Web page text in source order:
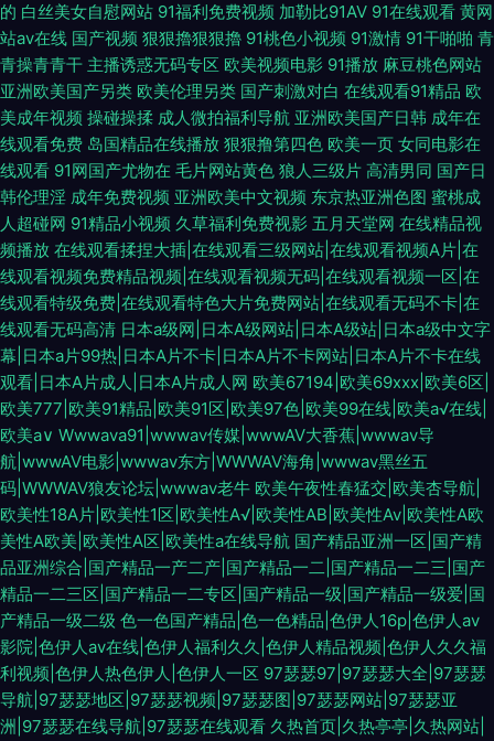
的 白丝美女自慰网站 91福利免费视频 加勒比91AV 91在线观看 黄网
站av在线 国产视频 狠狠擼狠狠擼 91桃色小视频 91激情 91干啪啪 青
青操青青干 主播诱惑无码专区 欧美视频电影 91播放 麻豆桃色网站
亚洲欧美国产另类 欧美伦理另类 国产刺激对白 在线观看91精品 欧
美成年视频 操碰操揉 成人微拍福利导航 亚洲欧美国产日韩 成年在
线观看免费 岛国精品在线播放 狠狠撸第四色 欧美一页 女同电影在
线观看 91网国产尤物在 毛片网站黄色 狼人三级片 高清男同 国产日
韩伦理淫 成年免费视频 亚洲欧美中文视频 东京热亚洲色图 蜜桃成
人超碰网 91精品小视频 久草福利免费视影 五月天堂网 在线精品视
频播放 在线观看揉捏大插|在线观看三级网站|在线观看视频A片|在
线观看视频免费精品视频|在线观看视频无码|在线观看视频一区|在
线观看特级免费|在线观看特色大片免费网站|在线观看无码不卡|在
线观看无码高清 日本a级网|日本A级网站|日本A级站|日本a级中文字
幕|日本a片99热|日本A片不卡|日本A片不卡网站|日本A片不卡在线
观看|日本A片成人|日本A片成人网 欧美67194|欧美69xxx|欧美6区|
欧美777|欧美91精品|欧美91区|欧美97色|欧美99在线|欧美a√在线|
欧美a∨ Wwwava91|wwwav传媒|wwwAV大香蕉|wwwav导
航|wwwAV电影|wwwav东方|WWWAV海角|wwwav黑丝五
码|WWWAV狼友论坛|wwwav老牛 欧美午夜性春猛交|欧美杏导航|
欧美性18A片|欧美性1区|欧美性A√|欧美性AB|欧美性Av|欧美性A欧
美性A欧美|欧美性A区|欧美性a在线导航 国产精品亚洲一区|国产精
品亚洲综合|国产精品一产二产|国产精品一二|国产精品一二三|国产
精品一二三区|国产精品一二专区|国产精品一级|国产精品一级爱|国
产精品一级二级 色一色国产精品|色一色精品|色伊人16p|色伊人av
影院|色伊人av在线|色伊人福利久久|色伊人精品视频|色伊人久久福
利视频|色伊人热色伊人|色伊人一区 97瑟瑟97|97瑟瑟大全|97瑟瑟
导航|97瑟瑟地区|97瑟瑟视频|97瑟瑟图|97瑟瑟网站|97瑟瑟亚
洲|97瑟瑟在线导航|97瑟瑟在线观看 久热首页|久热亭亭|久热网站|